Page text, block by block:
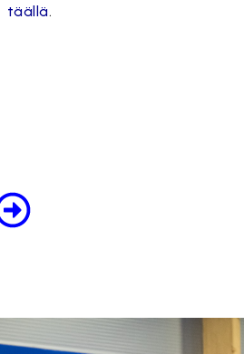
täällä.